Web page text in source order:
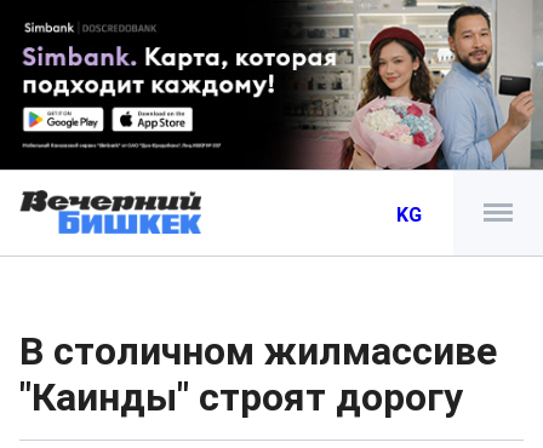
KG
В столичном жилмассиве
"Каинды" строят дорогу